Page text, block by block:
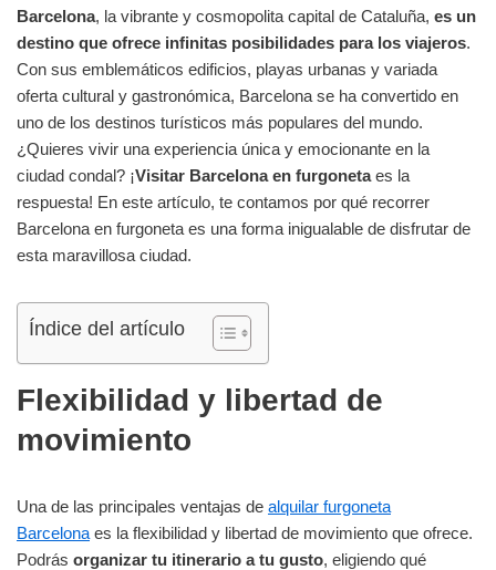
Barcelona, la vibrante y cosmopolita capital de Cataluña, es un
destino que ofrece infinitas posibilidades para los viajeros.
Con sus emblemáticos edificios, playas urbanas y variada
oferta cultural y gastronómica, Barcelona se ha convertido en
uno de los destinos turísticos más populares del mundo.
¿Quieres vivir una experiencia única y emocionante en la
ciudad condal? ¡Visitar Barcelona en furgonetaes la
respuesta! En este artículo, te contamos por qué recorrer
Barcelona en furgoneta es una forma inigualable de disfrutar de
esta maravillosa ciudad.
Índice del artículo
Flexibilidad y libertad de
movimiento
Una de las principales ventajas de alquilar furgoneta
Barcelona es la flexibilidad y libertad de movimiento que ofrece.
Podrás organizar tu itinerario a tu gusto, eligiendo qué